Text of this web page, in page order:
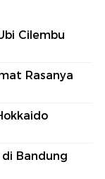
Cilembu
Rasanya
Bandung